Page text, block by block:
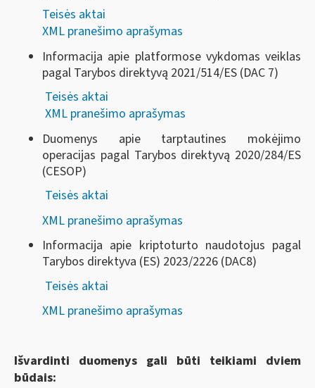
Teisės aktai
XML pranešimo aprašymas
Informacija apie platformose vykdomas veiklas
pagal Tarybos direktyvą 2021/514/ES (DAC 7)
Teisės aktai
XML pranešimo aprašymas
Duomenys apie tarptautines mokėjimo
operacijas pagal Tarybos direktyvą 2020/284/ES
(CESOP)
Teisės aktai
XML pranešimo aprašymas
Informacija apie kriptoturto naudotojus pagal
Tarybos direktyva (ES) 2023/2226 (DAC8)
Teisės aktai
XML pranešimo aprašymas
Išvardinti duomenys gali būti teikiami dviem
būdais: